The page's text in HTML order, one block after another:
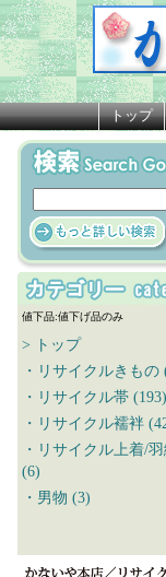
トップ
値下品:値下げ品のみ
> トップ
・リサイクルきもの
・リサイクル帯 (193)
・リサイクル襦袢
・リサイクル上着/
(6)
・男物 (3)